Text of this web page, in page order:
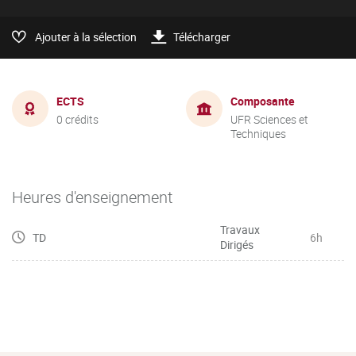
Ajouter à la sélection Télécharger
ECTS
0 crédits
Composante
UFR Sciences et
Techniques
Heures d'enseignement
TD
Travaux
Dirigés
6h